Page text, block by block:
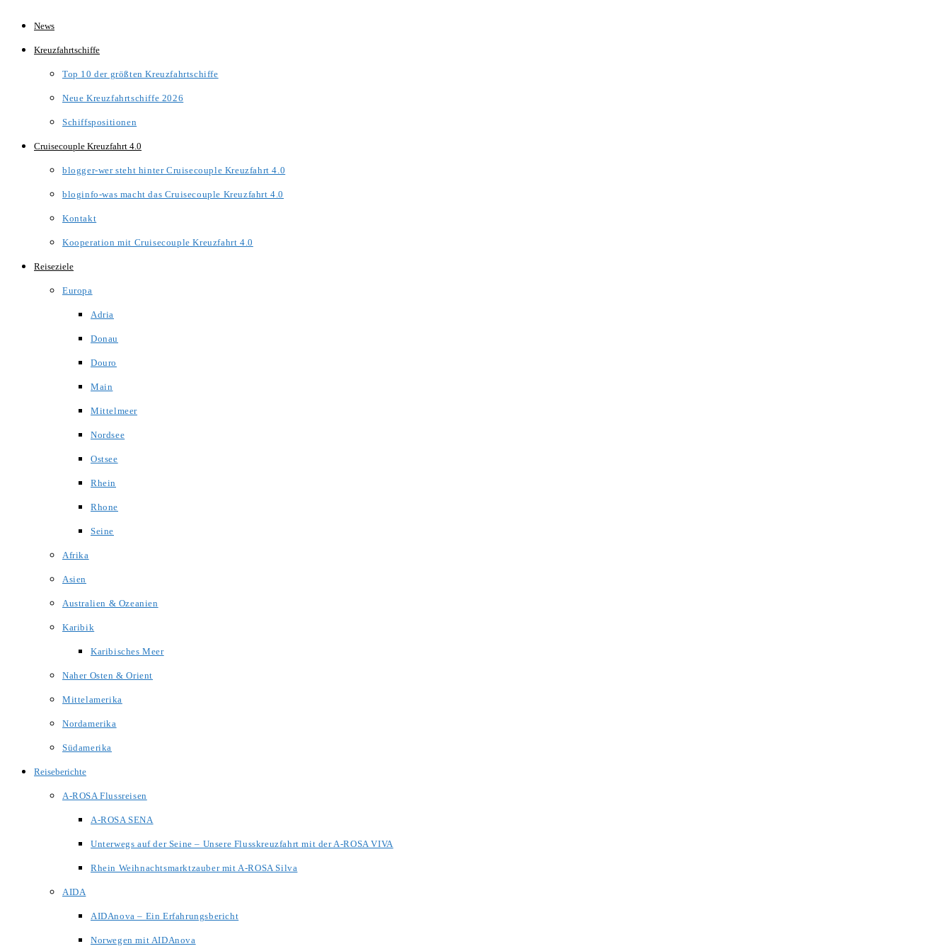
Zum
Inhalt
News
Kreuzfahrtschiffe
Top 10 der größten Kreuzfahrtschiffe
Neue Kreuzfahrtschiffe 2026
Schiffspositionen
Cruisecouple Kreuzfahrt 4.0
blogger-wer steht hinter Cruisecouple Kreuzfahrt 4.0
bloginfo-was macht das Cruisecouple Kreuzfahrt 4.0
Kontakt
Kooperation mit Cruisecouple Kreuzfahrt 4.0
Reiseziele
Europa
Adria
Donau
Douro
Main
Mittelmeer
Nordsee
Ostsee
Rhein
Rhone
Seine
Afrika
Asien
Australien & Ozeanien
Karibik
Karibisches Meer
Naher Osten & Orient
Mittelamerika
Nordamerika
Südamerika
Reiseberichte
A-ROSA Flussreisen
A-ROSA SENA
Unterwegs auf der Seine – Unsere Flusskreuzfahrt mit der A-ROSA VIVA
Rhein Weihnachtsmarktzauber mit A-ROSA Silva
AIDA
AIDAnova – Ein Erfahrungsbericht
Norwegen mit AIDAnova